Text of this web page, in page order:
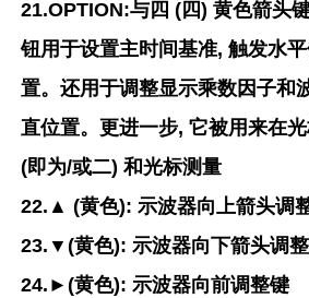
21.OPTION:与四 (四) 黄色箭头
钮用于设置主时间基准, 触发水
置。还用于调整显示乘数因子和
直位置。更进一步, 它被用来在
(即为/或二) 和光标测量
22.▲ (黄色): 示波器向上箭头调
23.▼(黄色): 示波器向下箭头调
24.►(黄色): 示波器向前调整键